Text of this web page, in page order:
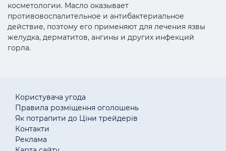
косметологии. Масло оказывает
противовоспалительное и антибактериальное
действие, поэтому его применяют для лечения язвы
желудка, дерматитов, ангины и других инфекций
горла.
Користувача угода
Правила розміщення оголошень
Як потрапити до Ціни трейдерів
Контакти
Реклама